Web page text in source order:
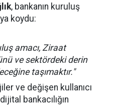
, bankanın kuruluş
koydu:
amacı, Ziraat
ve sektördeki derin
taşımaktır."
ve değişen kullanıcı
bankacılığın